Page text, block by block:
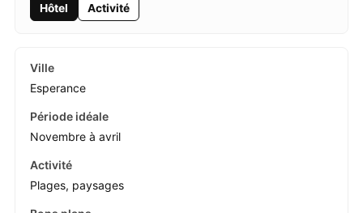
Hôtel Activité
Esperance
Novembre à avril
Plages, paysages